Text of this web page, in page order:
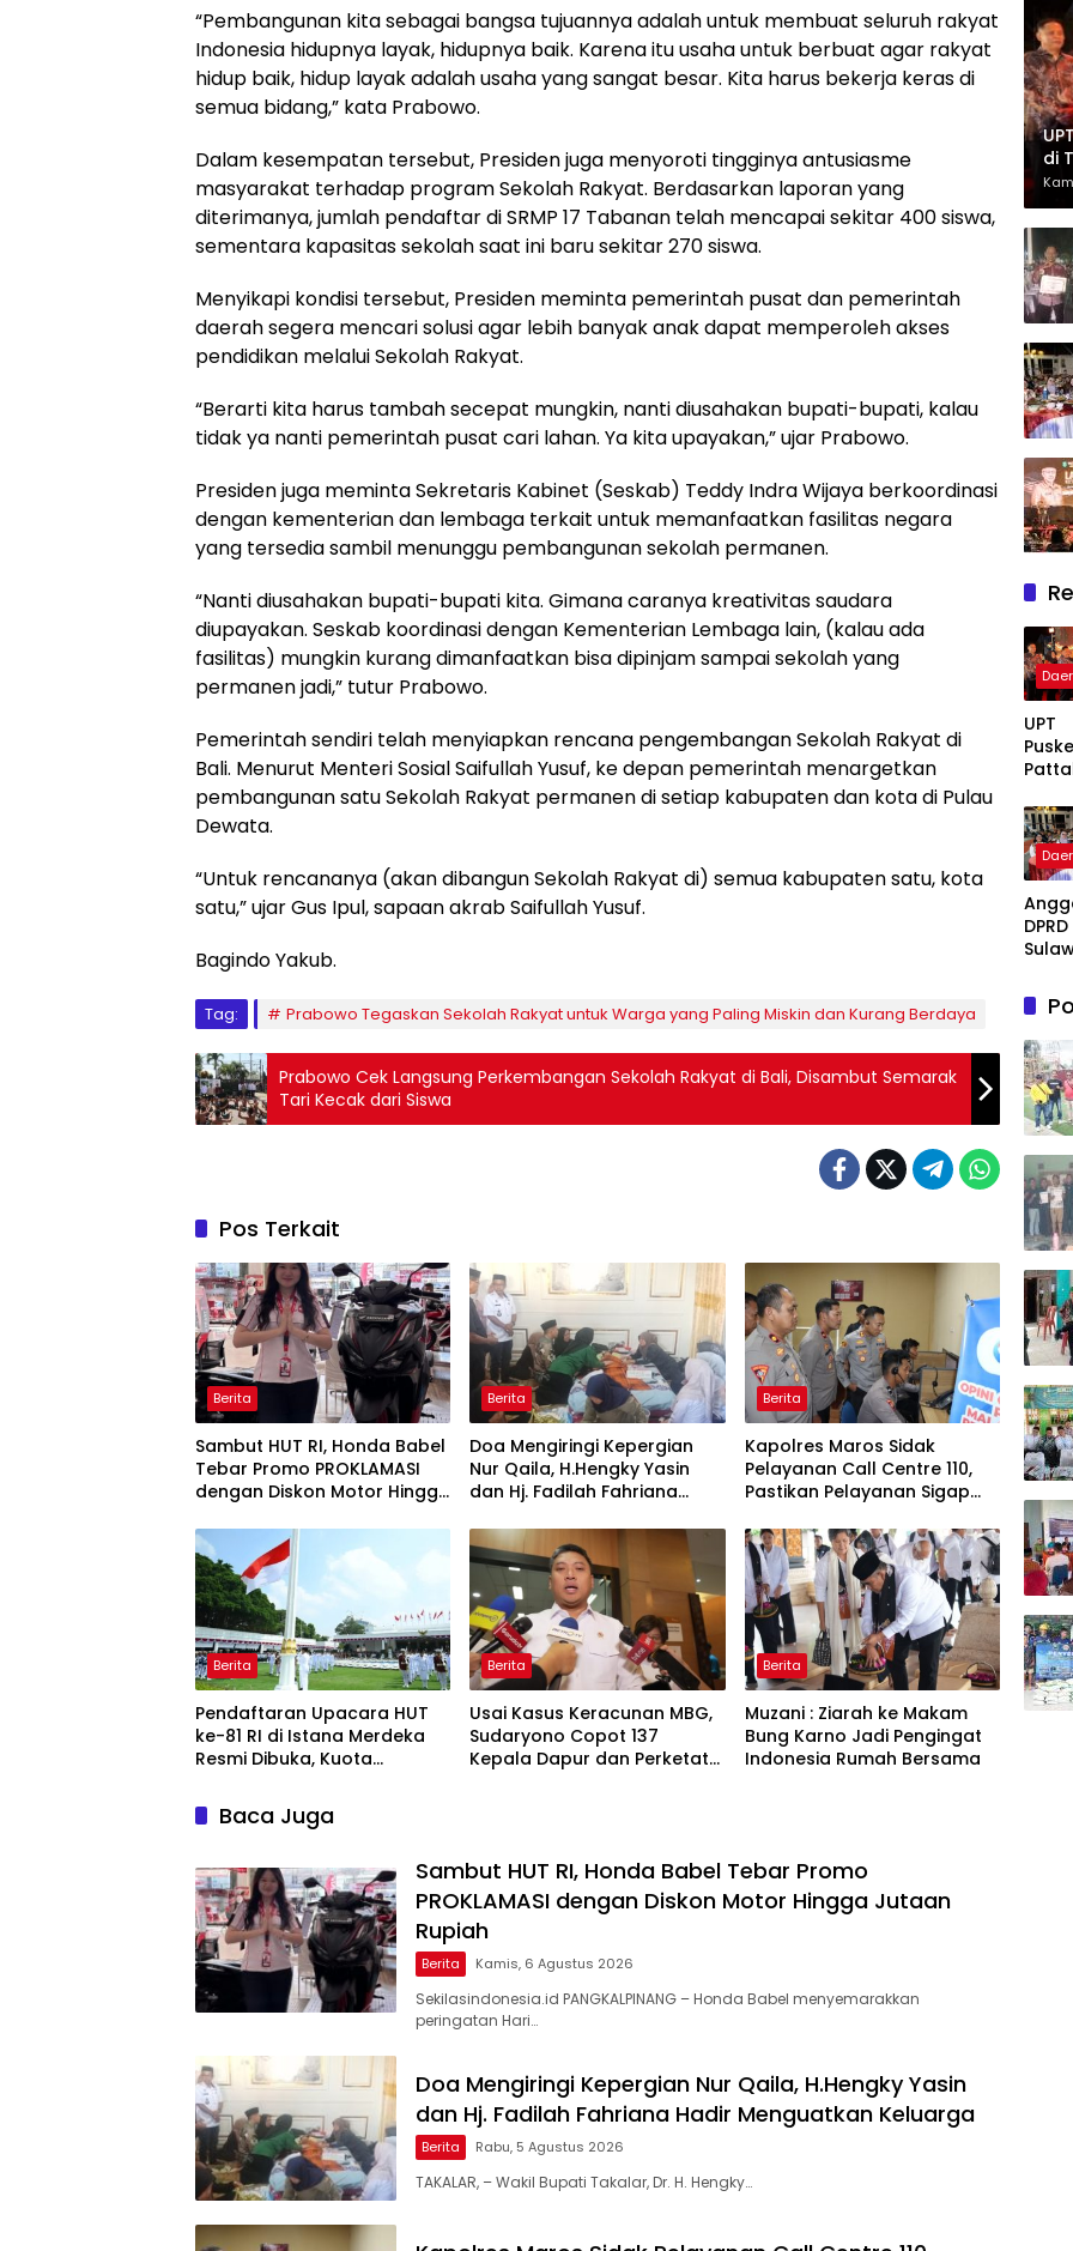
“Pembangunan kita sebagai bangsa tujuannya adalah untuk membuat seluruh rakyat
Indonesia hidupnya layak, hidupnya baik. Karena itu usaha untuk berbuat agar rakyat
hidup baik, hidup layak adalah usaha yang sangat besar. Kita harus bekerja keras di
semua bidang,” kata Prabowo.
Dalam kesempatan tersebut, Presiden juga menyoroti tingginya antusiasme
masyarakat terhadap program Sekolah Rakyat. Berdasarkan laporan yang
diterimanya, jumlah pendaftar di SRMP 17 Tabanan telah mencapai sekitar 400 siswa,
sementara kapasitas sekolah saat ini baru sekitar 270 siswa.
Menyikapi kondisi tersebut, Presiden meminta pemerintah pusat dan pemerintah
daerah segera mencari solusi agar lebih banyak anak dapat memperoleh akses
pendidikan melalui Sekolah Rakyat.
“Berarti kita harus tambah secepat mungkin, nanti diusahakan bupati-bupati, kalau
tidak ya nanti pemerintah pusat cari lahan. Ya kita upayakan,” ujar Prabowo.
Presiden juga meminta Sekretaris Kabinet (Seskab) Teddy Indra Wijaya berkoordinasi
dengan kementerian dan lembaga terkait untuk memanfaatkan fasilitas negara
yang tersedia sambil menunggu pembangunan sekolah permanen.
“Nanti diusahakan bupati-bupati kita. Gimana caranya kreativitas saudara
diupayakan. Seskab koordinasi dengan Kementerian Lembaga lain, (kalau ada
fasilitas) mungkin kurang dimanfaatkan bisa dipinjam sampai sekolah yang
permanen jadi,” tutur Prabowo.
Pemerintah sendiri telah menyiapkan rencana pengembangan Sekolah Rakyat di
Bali. Menurut Menteri Sosial Saifullah Yusuf, ke depan pemerintah menargetkan
pembangunan satu Sekolah Rakyat permanen di setiap kabupaten dan kota di Pulau
Dewata.
“Untuk rencananya (akan dibangun Sekolah Rakyat di) semua kabupaten satu, kota
satu,” ujar Gus Ipul, sapaan akrab Saifullah Yusuf.
Bagindo Yakub.
Tag: Prabowo Tegaskan Sekolah Rakyat untuk Warga yang Paling Miskin dan Kurang Berdaya
Prabowo Cek Langsung Perkembangan Sekolah Rakyat di Bali, Disambut Semarak
Tari Kecak dari Siswa
Pos Terkait
Berita
Sambut HUT RI, Honda Babel
Tebar Promo PROKLAMASI
dengan Diskon Motor Hingga
Berita
Doa Mengiringi Kepergian
Nur Qaila, H.Hengky Yasin
dan Hj. Fadilah Fahriana
Berita
Kapolres Maros Sidak
Pelayanan Call Centre 110,
Pastikan Pelayanan Sigap
Berita
Pendaftaran Upacara HUT
ke-81 RI di Istana Merdeka
Resmi Dibuka, Kuota
Kehabisan
Berita
Usai Kasus Keracunan MBG,
Sudaryono Copot 137
Kepala Dapur dan Perketat
Berita
Muzani : Ziarah ke Makam
Bung Karno Jadi Pengingat
Indonesia Rumah Bersama
Baca Juga
Sambut HUT RI, Honda Babel Tebar Promo
PROKLAMASI dengan Diskon Motor Hingga Jutaan
Rupiah
Berita Kamis, 6 Agustus 2026
Sekilasindonesia.id PANGKALPINANG – Honda Babel menyemarakkan
peringatan Hari…
Doa Mengiringi Kepergian Nur Qaila, H.Hengky Yasin
dan Hj. Fadilah Fahriana Hadir Menguatkan Keluarga
Berita Rabu, 5 Agustus 2026
TAKALAR, – Wakil Bupati Takalar, Dr. H. Hengky…
di
UPT
Bukti
Fraksi
Beri
:
dan